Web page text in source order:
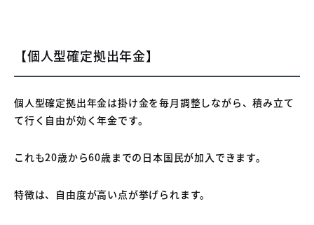
【個人型確定拠出年金】
個人型確定拠出年金は掛け金を毎月調整しながら、積み立て
て行く自由が効く年金です。
これも20歳から60歳までの日本国民が加入できます。
特徴は、自由度が高い点が挙げられます。